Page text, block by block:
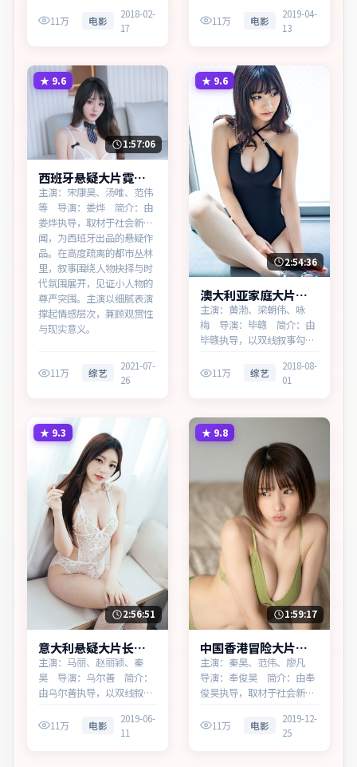
11万 电影
2018-02-
17
国台湾出品的家庭作品。在
法庭与街头之间，叙事围绕
以克制镜头呈现群像张力。
主演以细腻表演撑起情感层
次，兼顾观赏性与现实意
义。
11万 电影
2019-04-
13
★ 9.6
1:57:06
西班牙悬疑大片霓虹
档案热播更新中
主演：宋康昊、汤唯、范伟
等 导演：娄烨 简介：由
娄烨执导，取材于社会新
闻，为西班牙出品的悬疑作
品。在高度疏离的都市丛林
里，叙事围绕人物抉择与时
代氛围展开，见证小人物的
尊严突围。主演以细腻表演
撑起情感层次，兼顾观赏性
与现实意义。
11万 综艺
2021-07-
26
★ 9.6
2:54:36
澳大利亚家庭大片寒
锋档案高清完整在线
主演：黄渤、梁朝伟、咏
梅 导演：毕赣 简介：由
毕赣执导，以双线叙事勾连
出品的家庭作品。在春运与
归乡的旅途中，叙事围绕人
白处余味悠长，值得细品。
主演以细腻表演撑起情感层
次，兼顾观赏性与现实意…
11万 综艺
2018-08-
01
★ 9.3
2:56:51
意大利悬疑大片长夜
回响多终端播放
主演：马丽、赵丽颖、秦
昊 导演：乌尔善 简介：
由乌尔善执导，以双线叙事
利出品的悬疑作品。在科技
与人性的交界处，叙事围绕
11万 电影
2019-06-
11
★ 9.8
1:59:17
中国香港冒险大片狂
潮档案高清完整在线
主演：秦昊、范伟、廖凡
导演：奉俊昊 简介：由奉
俊昊执导，取材于社会新
作品。在高度疏离的都市丛
林里，叙事围绕人物抉择与
11万 电影
2019-12-
25